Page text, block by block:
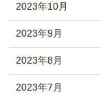
2023年10月
2023年9月
2023年8月
2023年7月